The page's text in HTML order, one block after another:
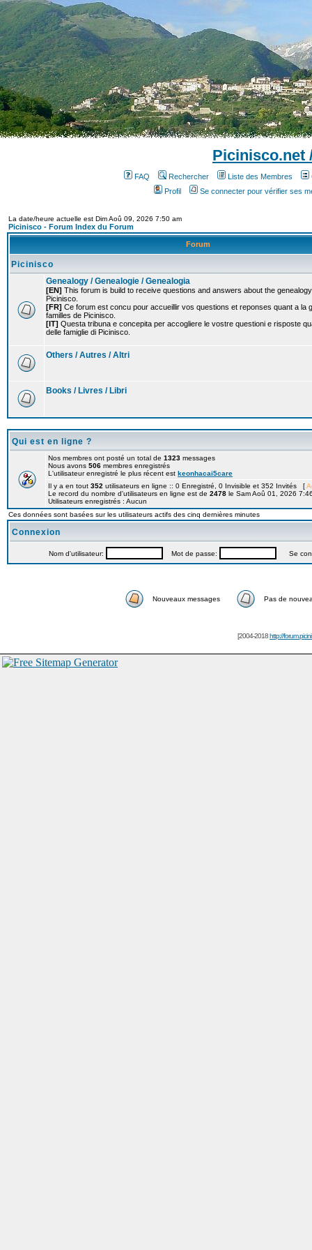
Picinisco.net
FAQ Rechercher Liste des Membres
Profil
Se connecter pour vérifier ses
La date/heure actuelle est Dim Aoû 09, 2026 7:50 am
Picinisco - Forum Index du Forum
Forum
Picinisco
Genealogy / Genealogie / Genealogia
[EN] This forum is build to receive questions and answers about the
Picinisco.
[FR] Ce forum est concu pour accueillir vos questions et reponses quant a la
familles de Picinisco.
[IT] Questa tribuna e concepita per accogliere le vostre questioni e risposte
delle famiglie di Picinisco.
Others / Autres / Altri
Books / Livres / Libri
Qui est en ligne ?
Nos membres ont posté un total de 1323 messages
Nous avons 506 membres enregistrés
L'utilisateur enregistré le plus récent est keonhacai5care
Il y a en tout 352 utilisateurs en ligne :: 0 Enregistré, 0 Invisible et 352 Invités [
Le record du nombre d'utilisateurs en ligne est de 2478 le Sam Aoû 01, 2026
Utilisateurs enregistrés : Aucun
Ces données sont basées sur les utilisateurs actifs des cinq dernières minutes
Connexion
Nom d'utilisateur: Mot de passe: Se
Nouveaux messages Pas de
[2004-2018http://